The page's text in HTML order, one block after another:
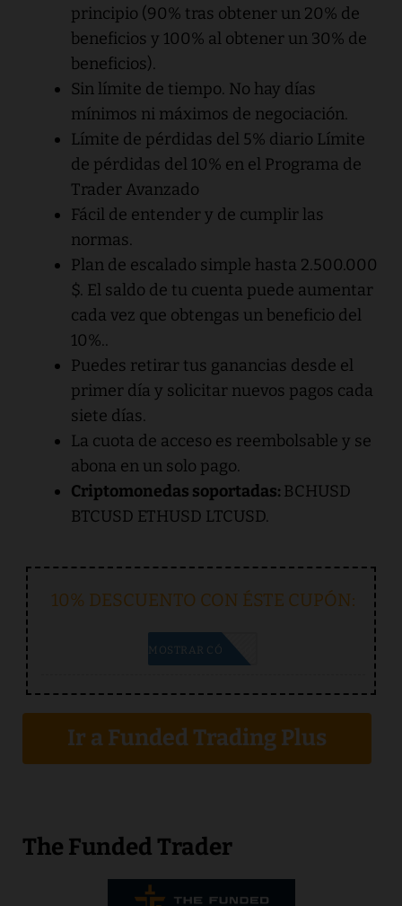
principio (90% tras obtener un 20% de
beneficios y 100% al obtener un 30% de
beneficios).
Sin límite de tiempo. No hay días
mínimos ni máximos de negociación.
Límite de pérdidas del 5% diario Límite
de pérdidas del 10% en el Programa de
Trader Avanzado
Fácil de entender y de cumplir las
normas.
Plan de escalado simple hasta 2.500.000
$. El saldo de tu cuenta puede aumentar
cada vez que obtengas un beneficio del
10%..
Puedes retirar tus ganancias desde el
primer día y solicitar nuevos pagos cada
siete días.
La cuota de acceso es reembolsable y se
abona en un solo pago.
Criptomonedas soportadas: BCHUSD
BTCUSD ETHUSD LTCUSD.
10% DESCUENTO CON ÉSTE CUPÓN:
5BEST
MOSTRAR CÓDIGO
Ir a Funded Trading Plus
The Funded Trader